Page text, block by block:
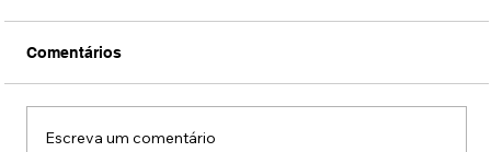
Comentários
Escreva um comentário